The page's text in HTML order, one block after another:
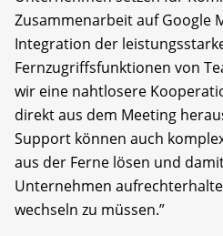
Zusammenarbeit auf Google
Integration der
Fernzugriffsfunktionen von
wir eine nahtlosere
direkt aus dem Meeting
Support können auch
aus der Ferne lösen und
Unternehmen
wechseln zu müssen.”